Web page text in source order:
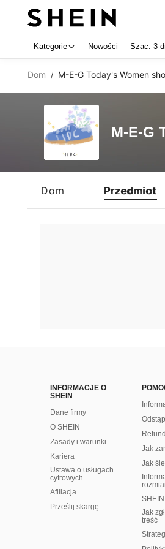
Kategorie Nowości Szac. 3
Dom / M-E-G Today's Women
M-E-G
Dom Przedmiot
INFORMACJE O
SHEIN
Dane firmy
O SHEIN
Zasady i warunki
Kariera
Ustawa o usługach
cyfrowych
Afiliacja
Prześlij skargę
Jak
Jak
Jak
treść